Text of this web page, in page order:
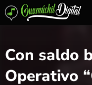
Con saldo
Operativo